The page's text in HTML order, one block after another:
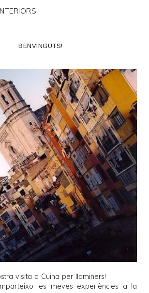
BENVINGUTS!
visita a Cuina per llaminers!
les meves experiències a la